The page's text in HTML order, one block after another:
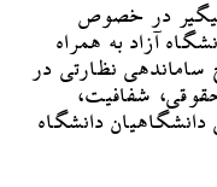
پیگیر در خصوص
آزاد به همراه
نظارتی در
حقوقی، شفافیت،
دانشگاه